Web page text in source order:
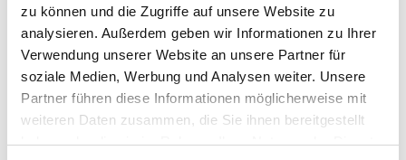
zu können und die Zugriffe auf unsere Website zu
analysieren. Außerdem geben wir Informationen zu Ihrer
Verwendung unserer Website an unsere Partner für
soziale Medien, Werbung und Analysen weiter. Unsere
Partner führen diese Informationen möglicherweise mit
weiteren Daten zusammen, die Sie ihnen bereitgestellt
haben oder die sie im Rahmen Ihrer Nutzung der Dienste
Umrechnungsfaktoren